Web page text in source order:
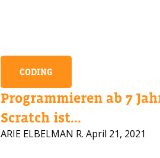
CODING
Programmieren ab 7
Scratch ist...
ARIE ELBELMAN R. April 21, 2021